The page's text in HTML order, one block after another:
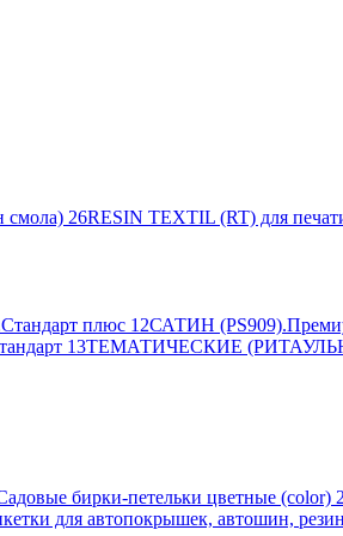
смола) 26RESIN TEXTIL (RT) для
плюс 12САТИН
13ТЕМАТИЧЕСКИЕ
бирки-петельки цветные (color)
для автопокрышек, автошин,